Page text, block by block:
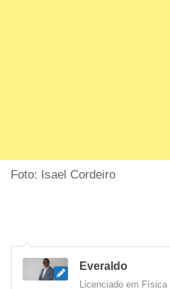
Foto: Isael Cordeiro
Everaldo
Licenciado em